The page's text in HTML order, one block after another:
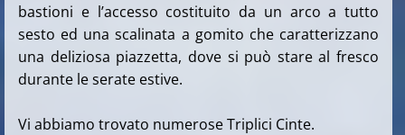
bastioni e l’accesso costituito da un arco a tutto
sesto ed una scalinata a gomito che caratterizzano
una deliziosa piazzetta, dove si può stare al fresco
durante le serate estive.
Vi abbiamo trovato numerose Triplici Cinte.